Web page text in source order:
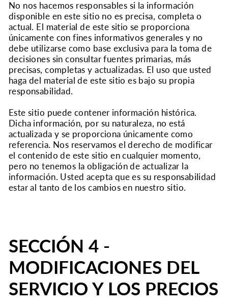
No nos hacemos responsables si la información
disponible en este sitio no es precisa, completa o
actual. El material de este sitio se proporciona
únicamente con fines informativos generales y no
debe utilizarse como base exclusiva para la toma de
decisiones sin consultar fuentes primarias, más
precisas, completas y actualizadas. El uso que usted
haga del material de este sitio es bajo su propia
responsabilidad.
Este sitio puede contener información histórica.
Dicha información, por su naturaleza, no está
actualizada y se proporciona únicamente como
referencia. Nos reservamos el derecho de modificar
el contenido de este sitio en cualquier momento,
pero no tenemos la obligación de actualizar la
información. Usted acepta que es su responsabilidad
estar al tanto de los cambios en nuestro sitio.
SECCIÓN 4 -
MODIFICACIONES DEL
SERVICIO Y LOS PRECIOS